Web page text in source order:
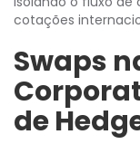
cotações
Swaps
de